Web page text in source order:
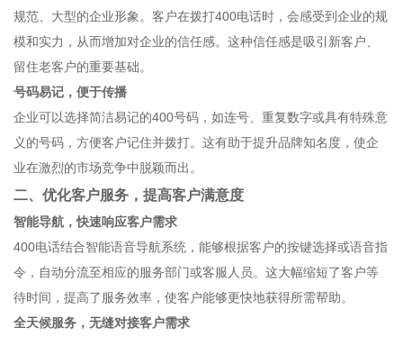
规范、大型的企业形象。客户在拨打400电话时，会感受到企业的规
模和实力，从而增加对企业的信任感。这种信任感是吸引新客户、
留住老客户的重要基础。
号码易记，便于传播
企业可以选择简洁易记的400号码，如连号、重复数字或具有特殊意
义的号码，方便客户记住并拨打。这有助于提升品牌知名度，使企
业在激烈的市场竞争中脱颖而出。
二、优化客户服务，提高客户满意度
智能导航，快速响应客户需求
400电话结合智能语音导航系统，能够根据客户的按键选择或语音指
令，自动分流至相应的服务部门或客服人员。这大幅缩短了客户等
待时间，提高了服务效率，使客户能够更快地获得所需帮助。
全天候服务，无缝对接客户需求